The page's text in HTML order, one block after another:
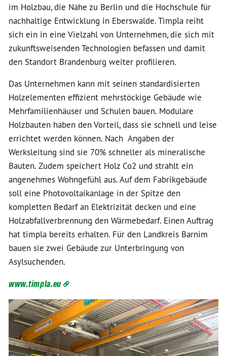
im Holzbau, die Nähe zu Berlin und die Hochschule für
nachhaltige Entwicklung in Eberswalde. Timpla reiht
sich ein in eine Vielzahl von Unternehmen, die sich mit
zukunftsweisenden Technologien befassen und damit
den Standort Brandenburg weiter profilieren.
Das Unternehmen kann mit seinen standardisierten
Holzelementen effizient mehrstöckige Gebäude wie
Mehrfamilienhäuser und Schulen bauen. Modulare
Holzbauten haben den Vorteil, dass sie schnell und leise
errichtet werden können. Nach Angaben der
Werksleitung sind sie 70% schneller als mineralische
Bauten. Zudem speichert Holz Co2 und strahlt ein
angenehmes Wohngefühl aus. Auf dem Fabrikgebäude
soll eine Photovoltaikanlage in der Spitze den
kompletten Bedarf an Elektrizität decken und eine
Holzabfallverbrennung den Wärmebedarf. Einen Auftrag
hat timpla bereits erhalten. Für den Landkreis Barnim
bauen sie zwei Gebäude zur Unterbringung von
Asylsuchenden.
www.timpla.eu